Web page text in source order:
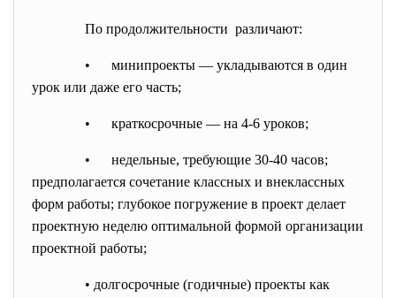
По продолжительности различают:
• минипроекты — укладываются в один
урок или даже его часть;
• краткосрочные — на 4-6 уроков;
• недельные, требующие 30-40 часов;
предполагается сочетание классных и внеклассных
форм работы; глубокое погружение в проект делает
проектную неделю оптимальной формой организации
проектной работы;
• долгосрочные (годичные) проекты как